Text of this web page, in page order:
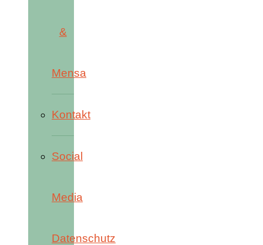
&
Mensa
Kontakt
Social
Media
Datenschutz